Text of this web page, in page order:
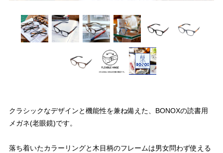
クラシックなデザインと機能性を兼ね備えた、BONOXの読書用
メガネ(老眼鏡)です。
落ち着いたカラーリングと木目柄のフレームは男女問わず使える